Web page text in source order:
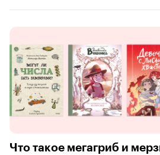
Что такое мегагриб и